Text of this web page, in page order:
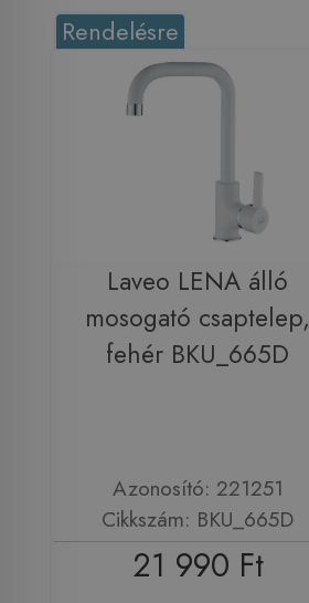
Rendelésre
Laveo LENA álló
mosogató csaptelep,
fehér BKU_665D
Azonosító: 221251
Cikkszám: BKU_665D
21 990 Ft